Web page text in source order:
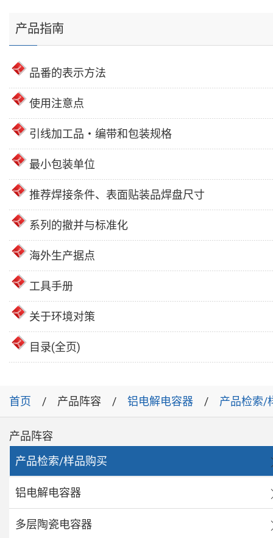
产品指南
品番的表示方法
使用注意点
引线加工品・编带和包装规格
最小包装单位
推荐焊接条件、表面贴装品焊盘尺寸
系列的撤并与标准化
海外生产据点
工具手册
关于环境对策
目录(全页)
首页 产品阵容 铝电解电容器 产品检索/
产品阵容
产品检索/样品购买
铝电解电容器
多层陶瓷电容器